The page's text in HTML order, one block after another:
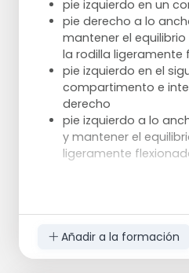
pie izquierdo en un
pie derecho a lo
mantener el
la rodilla ligeramente
pie izquierdo en el
compartimento e
derecho
pie izquierdo a lo
y mantener el
ligeramente
Ejercicio 3
Añadir a la formación